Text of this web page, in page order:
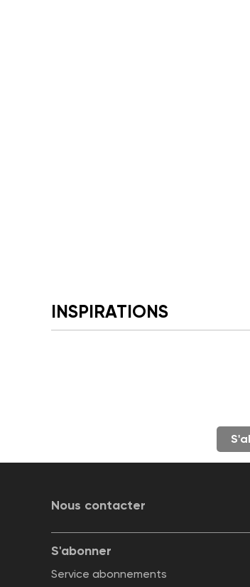
INSPIRATIONS
Nous contacter
S'abonner
Service abonnements